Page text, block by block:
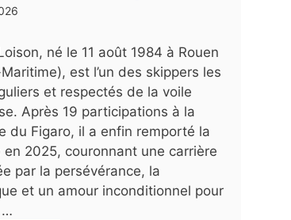
né le 11 août 1984 à Rouen
est l’un des skippers les
et respectés de la voile
Après 19 participations à la
du Figaro, il a enfin remporté la
en 2025, couronnant une carrière
par la persévérance, la
et un amour inconditionnel pour
…